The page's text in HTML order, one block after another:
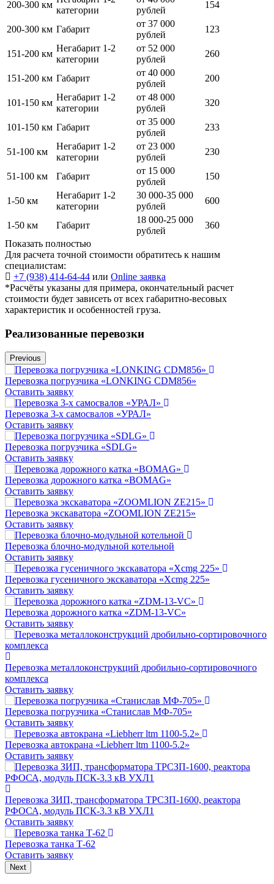
200-300 км
категории
рублей
154
200-300 км Габарит
от 37 000
рублей
123
151-200 км
Негабарит 1-2
категории
от 52 000
рублей
260
151-200 км Габарит
от 40 000
рублей
200
101-150 км
Негабарит 1-2
категории
от 48 000
рублей
320
101-150 км Габарит
от 35 000
рублей
233
51-100 км
Негабарит 1-2
категории
от 23 000
рублей
230
51-100 км Габарит
от 15 000
рублей
150
1-50 км
Негабарит 1-2
категории
30 000-35 000
рублей
600
1-50 км Габарит
18 000-25 000
рублей
360
Показать полностью
Для расчета точной стоимости обратитесь к нашим
специалистам:
+7 (938) 414-64-44 или Online заявка
*Расчёты указаны для примера, окончательный расчет
стоимости будет зависеть от всех габаритно-весовых
характеристик и особенностей груза.
Реализованные перевозки
Previous
Перевозка погрузчика «LONKING CDM856»
Оставить заявку
Перевозка 3-х самосвалов «УРАЛ»
Оставить заявку
Перевозка погрузчика «SDLG»
Оставить заявку
Перевозка дорожного катка «BOMAG»
Оставить заявку
Перевозка экскаватора «ZOOMLION ZE215»
Оставить заявку
Перевозка блочно-модульной котельной
Оставить заявку
Перевозка гусеничного экскаватора «Xcmg 225»
Оставить заявку
Перевозка дорожного катка «ZDM-13-VC»
Оставить заявку
Перевозка металлоконструкций дробильно-сортировочного
комплекса
Оставить заявку
Перевозка погрузчика «Станислав МФ-705»
Оставить заявку
Перевозка автокрана «Liebherr ltm 1100-5.2»
Оставить заявку
Перевозка ЗИП, трансформатора ТРСЗП-1600, реактора
РФОСА, модуль ПСК-3.3 кВ УХЛ1
Оставить заявку
Перевозка танка Т-62
Оставить заявку
Next